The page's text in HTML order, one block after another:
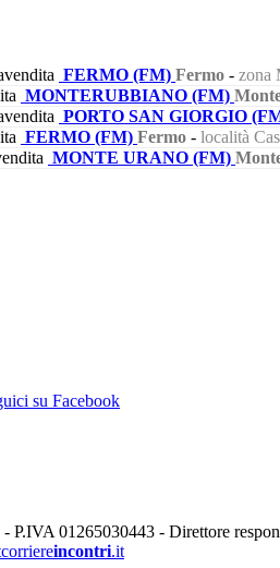
FERMO (FM) Fermo - zona
MONTERUBBIANO (FM)
PORTO SAN GIORGIO
FERMO (FM) Fermo - località
MONTE URANO (FM)
su Facebook
01265030443 - Direttore
corriereincontri.it